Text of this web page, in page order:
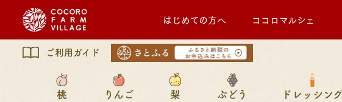
はじめての方へ ココロマルシェ
ご利用ガイド
桃 りんご 梨 ぶどう ドレッシング